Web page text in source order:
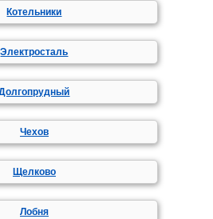
Котельники
Электросталь
Чехов
Щелково
Лобня